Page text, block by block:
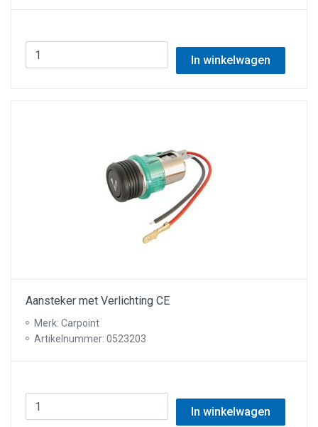
In winkelwagen
Aansteker met Verlichting CE
Merk: Carpoint
Artikelnummer: 0523203
In winkelwagen